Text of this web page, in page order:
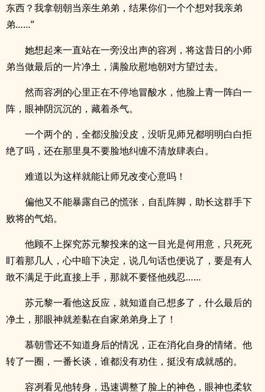
东西？我拿朝朝当亲生弟弟，结果你们一个个想对我亲弟
弟……”
她想起来一直站在一旁没出声的容冽，将这昔日的小师
弟当做最后的一片净土，满脸欣慰地朝对方望过去。
然而容冽的心里正在不停地冒酸水，他脸上青一阵白一
阵，眼神阴沉沉的，藏着杀气。
一个两个的，全都没脸没皮，没听见师兄都明明白白拒
绝了吗，还在那里臭不要脸地纠缠不清放肆表白。
难道以为这样就能让师兄改变心意吗！
偏他又不能暴露自己的慌张，自乱阵脚，助长这群手下
败将的气焰。
他顾不上探究苏元黎投来的这一目光是何用意，只死死
盯着那几人，心中暗下决定，说几句话也便说了，要是有人
敢不满足于此直接上手，那就不要怪他残忍……
苏元黎一看他这反应，就知道自己想多了，什么最后的
净土，那眼神就差黏在自家弟弟身上了！
慕朝雪还不知道身后的情况，正在消化自身的情绪。他
转了一圈，一番长谈，谁都没有劝住，挺没有成就感的。
容冽看见他转身，迅速调整了脸上的神色，眼神也柔软